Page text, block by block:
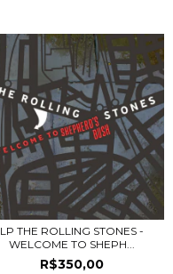
LP THE ROLLING STONES -
WELCOME TO SHEPH...
R$350,00